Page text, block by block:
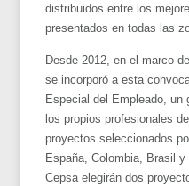
distribuidos entre los
presentados en todas las
Desde 2012, en el marco
se incorporó a esta
Especial del Empleado, un
los propios profesionales
proyectos seleccionados
España, Colombia, Brasil
Cepsa elegirán dos